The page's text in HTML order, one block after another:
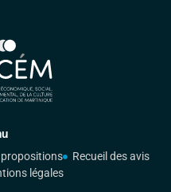
propositions
Recueil des avis
légales